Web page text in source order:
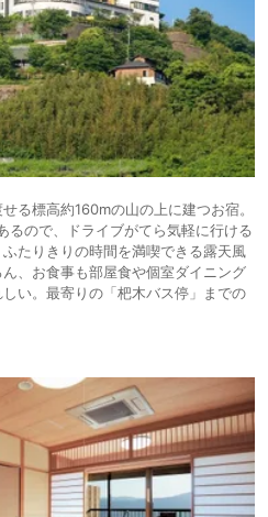
る標高約160mの山の上に建つお宿。
るので、ドライブがてら気軽に行ける
たりきりの時間を満喫できる露天風
、お食事も部屋食や個室ダイニング
い。最寄りの「杷木バス停」までの